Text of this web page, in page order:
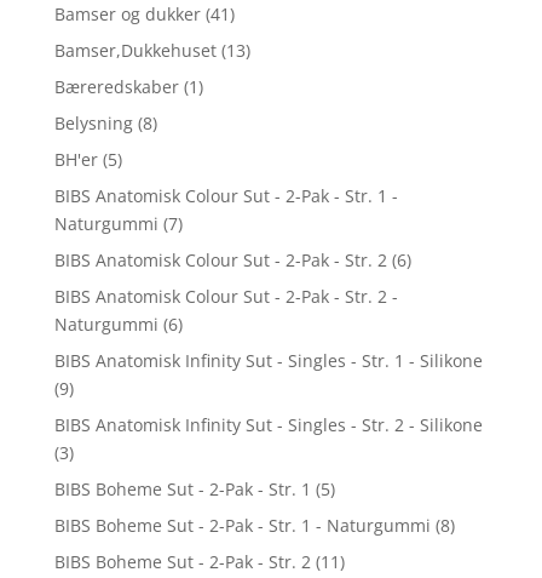
Bamser og dukker (41)
Bamser,Dukkehuset (13)
Bæreredskaber (1)
Belysning (8)
BH'er (5)
BIBS Anatomisk Colour Sut - 2-Pak - Str. 1 -
Naturgummi (7)
BIBS Anatomisk Colour Sut - 2-Pak - Str. 2 (6)
BIBS Anatomisk Colour Sut - 2-Pak - Str. 2 -
Naturgummi (6)
BIBS Anatomisk Infinity Sut - Singles - Str. 1 - Silikone
(9)
BIBS Anatomisk Infinity Sut - Singles - Str. 2 - Silikone
(3)
BIBS Boheme Sut - 2-Pak - Str. 1 (5)
BIBS Boheme Sut - 2-Pak - Str. 1 - Naturgummi (8)
BIBS Boheme Sut - 2-Pak - Str. 2 (11)